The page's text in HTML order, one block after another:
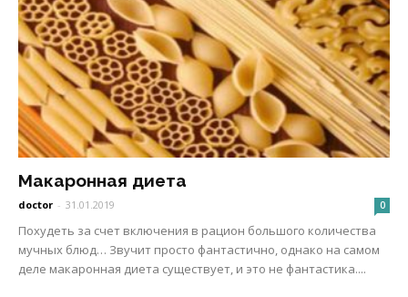
Макаронная диета
doctor - 31.01.2019 0
Похудеть за счет включения в рацион большого количества
мучных блюд… Звучит просто фантастично, однако на самом
деле макаронная диета существует, и это не фантастика....